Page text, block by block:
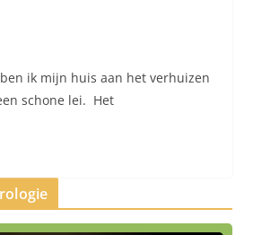
ik mijn huis aan het verhuizen
schone lei. Het